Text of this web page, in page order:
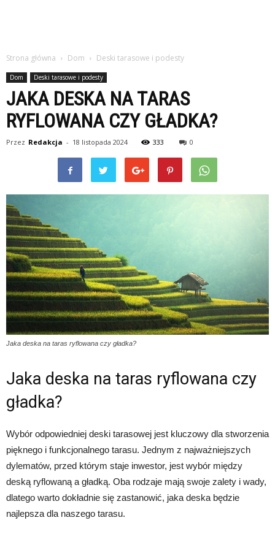
Strona główna Dom Deski tarasowe i podesty
Dom Deski tarasowe i podesty
JAKA DESKA NA TARAS
RYFLOWANA CZY GŁADKA?
Przez Redakcja - 18 listopada 2024 333 0
Jaka deska na taras ryflowana czy gładka?
Jaka deska na taras ryflowana czy
gładka?
Wybór odpowiedniej deski tarasowej jest kluczowy dla stworzenia
pięknego i funkcjonalnego tarasu. Jednym z najważniejszych
dylematów, przed którym staje inwestor, jest wybór między
deską ryflowaną a gładką. Oba rodzaje mają swoje zalety i wady,
dlatego warto dokładnie się zastanowić, jaka deska będzie
najlepsza dla naszego tarasu.